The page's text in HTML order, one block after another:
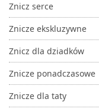
Znicz serce
Znicze ekskluzywne
Znicz dla dziadków
Znicze ponadczasowe
Znicze dla taty